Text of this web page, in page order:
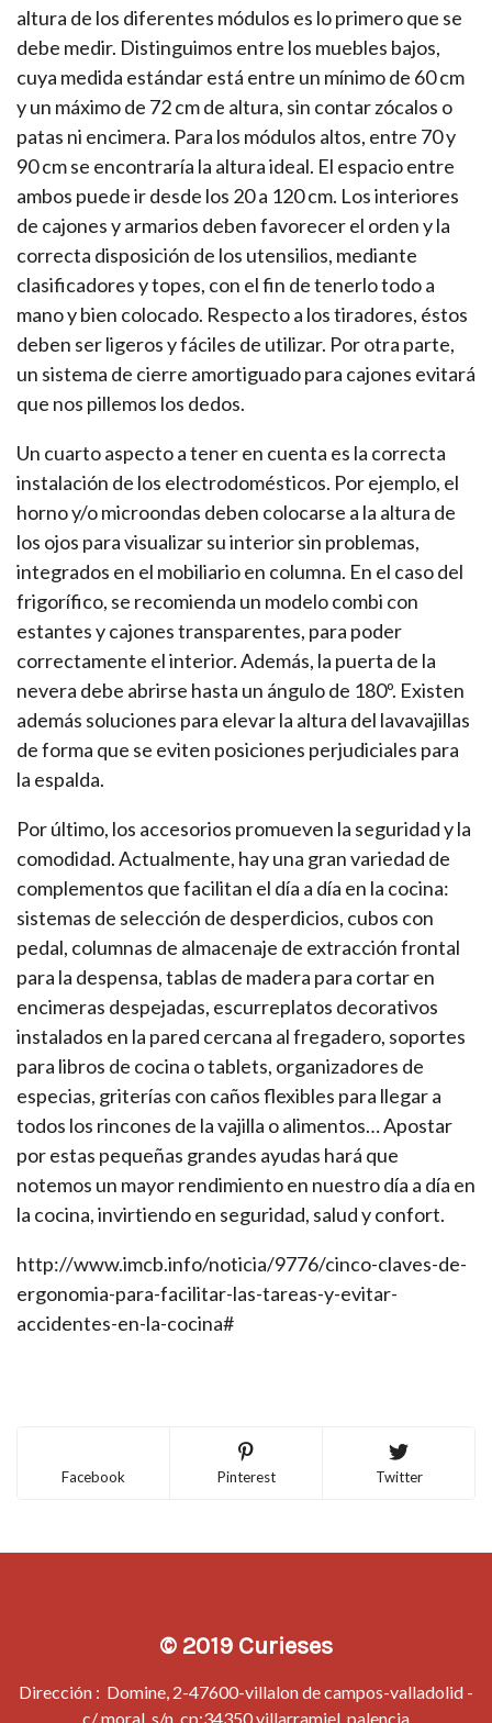
altura de los diferentes módulos es lo primero que se
debe medir. Distinguimos entre los muebles bajos,
cuya medida estándar está entre un mínimo de 60 cm
y un máximo de 72 cm de altura, sin contar zócalos o
patas ni encimera. Para los módulos altos, entre 70 y
90 cm se encontraría la altura ideal. El espacio entre
ambos puede ir desde los 20 a 120 cm. Los interiores
de cajones y armarios deben favorecer el orden y la
correcta disposición de los utensilios, mediante
clasificadores y topes, con el fin de tenerlo todo a
mano y bien colocado. Respecto a los tiradores, éstos
deben ser ligeros y fáciles de utilizar. Por otra parte,
un sistema de cierre amortiguado para cajones evitará
que nos pillemos los dedos.
Un cuarto aspecto a tener en cuenta es la correcta
instalación de los electrodomésticos. Por ejemplo, el
horno y/o microondas deben colocarse a la altura de
los ojos para visualizar su interior sin problemas,
integrados en el mobiliario en columna. En el caso del
frigorífico, se recomienda un modelo combi con
estantes y cajones transparentes, para poder
correctamente el interior. Además, la puerta de la
nevera debe abrirse hasta un ángulo de 180º. Existen
además soluciones para elevar la altura del lavavajillas
de forma que se eviten posiciones perjudiciales para
la espalda.
Por último, los accesorios promueven la seguridad y la
comodidad. Actualmente, hay una gran variedad de
complementos que facilitan el día a día en la cocina:
sistemas de selección de desperdicios, cubos con
pedal, columnas de almacenaje de extracción frontal
para la despensa, tablas de madera para cortar en
encimeras despejadas, escurreplatos decorativos
instalados en la pared cercana al fregadero, soportes
para libros de cocina o tablets, organizadores de
especias, griterías con caños flexibles para llegar a
todos los rincones de la vajilla o alimentos… Apostar
por estas pequeñas grandes ayudas hará que
notemos un mayor rendimiento en nuestro día a día en
la cocina, invirtiendo en seguridad, salud y confort.
http://www.imcb.info/noticia/9776/cinco-claves-de-
ergonomia-para-facilitar-las-tareas-y-evitar-
accidentes-en-la-cocina#
Facebook Pinterest Twitter
© 2019 Curieses
Dirección : Domine, 2-47600-villalon de campos-valladolid -
c/ moral, s/n, cp:34350 villarramiel, palencia